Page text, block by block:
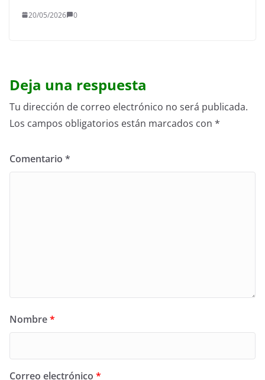
20/05/2026 0
Deja una respuesta
Tu dirección de correo electrónico no será publicada.
Los campos obligatorios están marcados con *
Comentario *
Nombre*
Correo electrónico *